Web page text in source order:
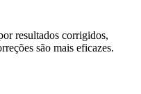
resultados corrigidos,
são mais eficazes.